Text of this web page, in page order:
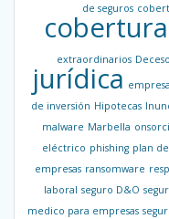
de seguros
extraordinarios
jurídica
de inversión Hipotecas
malware Marbella
eléctrico phishing plan
empresas ransomware
laboral seguro D&O
medico para empresas